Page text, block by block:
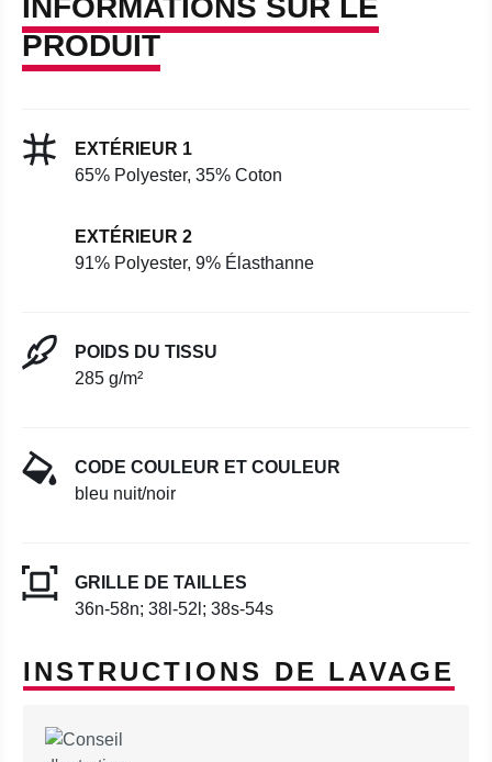
INFORMATIONS SUR LE
PRODUIT
EXTÉRIEUR 1
65% Polyester, 35% Coton
EXTÉRIEUR 2
91% Polyester, 9% Élasthanne
POIDS DU TISSU
285 g/m²
CODE COULEUR ET COULEUR
bleu nuit/noir
GRILLE DE TAILLES
36n-58n; 38l-52l; 38s-54s
INSTRUCTIONS DE LAVAGE